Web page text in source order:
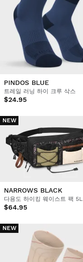
PINDOS BLUE
트레일 러닝 하이 크루 삭스
$24.95
NEW
NARROWS BLACK
다용도 하이킹 웨이스트 팩 5L
$64.95
NEW